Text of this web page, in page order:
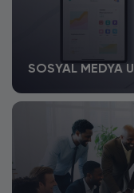
SOSYAL MEDYA